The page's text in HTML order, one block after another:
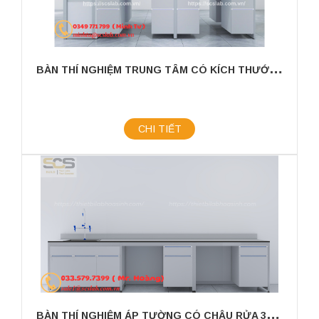
B
ÀN THÍ NGHIỆM TRUNG TÂM CÓ KÍCH THƯỚC 3600MM CÓ CHẬU RỬA
CHI TIẾT
B
ÀN THÍ NGHIỆM ÁP TƯỜNG CÓ CHẬU RỬA 3600X750X800MM